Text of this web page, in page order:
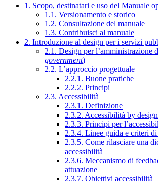
1. Scopo, destinatari e uso del Manuale
1.1. Versionamento e storico
1.2. Consultazione del manuale
1.3. Contribuisci al manuale
2. Introduzione al design per i servizi
2.1. Design per l’amministrazione
government)
2.2. L’approccio progettuale
2.2.1. Buone pratiche
2.2.2. Principi
2.3. Accessibilità
2.3.1. Definizione
2.3.2. Accessibilità by design
2.3.3. Principi per
2.3.4. Linee guida e criteri di
2.3.5. Come rilasciare una
accessibilità
2.3.6. Meccanismo di
attuazione
2.3.7. Obiettivi accessibilità